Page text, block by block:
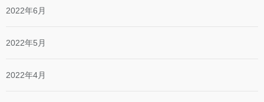
2022年6月
2022年5月
2022年4月